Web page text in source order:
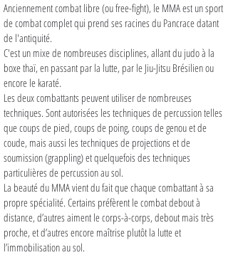
Anciennement combat libre (ou free-fight), le MMA est un sport
de combat complet qui prend ses racines du Pancrace datant
de l'antiquité.
C'est un mixe de nombreuses disciplines, allant du judo à la
boxe thaï, en passant par la lutte, par le Jiu-Jitsu Brésilien ou
encore le karaté.
Les deux combattants peuvent utiliser de nombreuses
techniques. Sont autorisées les techniques de percussion telles
que coups de pied, coups de poing, coups de genou et de
coude, mais aussi les techniques de projections et de
soumission (grappling) et quelquefois des techniques
particulières de percussion au sol.
La beauté du MMA vient du fait que chaque combattant à sa
propre spécialité. Certains préfèrent le combat debout à
distance, d’autres aiment le corps-à-corps, debout mais très
proche, et d’autres encore maîtrise plutôt la lutte et
l’immobilisation au sol.